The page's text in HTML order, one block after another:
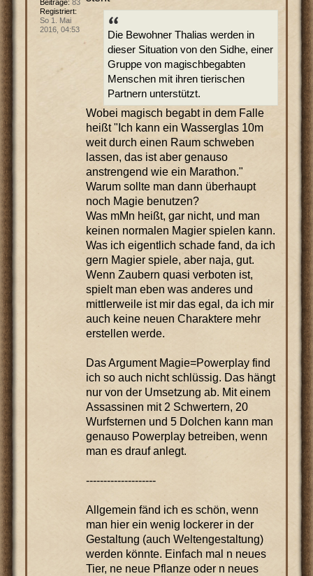
Die Bewohner Thalias werden in
dieser Situation von den Sidhe, einer
Gruppe von magischbegabten
Menschen mit ihren tierischen
Partnern unterstützt.
Wobei magisch begabt in dem Falle
heißt "Ich kann ein Wasserglas 10m
weit durch einen Raum schweben
lassen, das ist aber genauso
anstrengend wie ein Marathon."
Warum sollte man dann überhaupt
noch Magie benutzen?
Was mMn heißt, gar nicht, und man
keinen normalen Magier spielen kann.
Was ich eigentlich schade fand, da ich
gern Magier spiele, aber naja, gut.
Wenn Zaubern quasi verboten ist,
spielt man eben was anderes und
mittlerweile ist mir das egal, da ich mir
auch keine neuen Charaktere mehr
erstellen werde.
Das Argument Magie=Powerplay find
ich so auch nicht schlüssig. Das hängt
nur von der Umsetzung ab. Mit einem
Assassinen mit 2 Schwertern, 20
Wurfsternen und 5 Dolchen kann man
genauso Powerplay betreiben, wenn
man es drauf anlegt.
--------------------
Allgemein fänd ich es schön, wenn
man hier ein wenig lockerer in der
Gestaltung (auch Weltengestaltung)
werden könnte. Einfach mal n neues
Tier, ne neue Pflanze oder n neues
Beiträge: 83
Registriert:
So 1. Mai
2016, 04:53